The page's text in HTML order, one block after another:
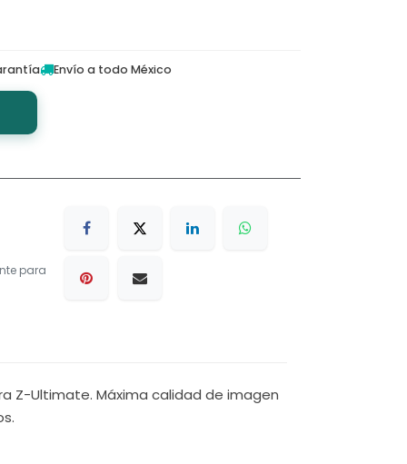
Envío a todo México
para
Z-Ultimate. Máxima calidad de imagen